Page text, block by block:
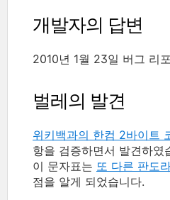
개발자의 답변
2010년 1월 23일 버그 리
벌레의 발견
위키백과의 한컴 2바이트
항을 검증하면서 발견하였
이 문자표는 또 다른 판도
점을 알게 되었습니다.